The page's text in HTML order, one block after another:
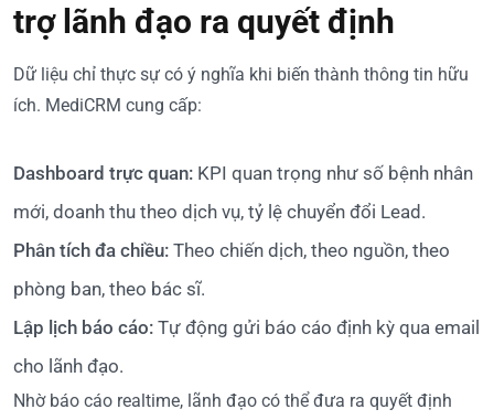
trợ lãnh đạo ra quyết định
Dữ liệu chỉ thực sự có ý nghĩa khi biến thành thông tin hữu
ích. MediCRM cung cấp:
Dashboard trực quan: KPI quan trọng như số bệnh nhân
mới, doanh thu theo dịch vụ, tỷ lệ chuyển đổi Lead.
Phân tích đa chiều: Theo chiến dịch, theo nguồn, theo
phòng ban, theo bác sĩ.
Lập lịch báo cáo: Tự động gửi báo cáo định kỳ qua email
cho lãnh đạo.
Nhờ báo cáo realtime, lãnh đạo có thể đưa ra quyết định